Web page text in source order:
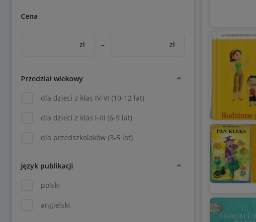
Cena
zł – zł
Przedział wiekowy
dla dzieci z klas IV-VI (10-12 lat)
dla dzieci z klas I-III (6-9 lat)
dla przedszkolaków (3-5 lat)
Język publikacji
polski
angielski